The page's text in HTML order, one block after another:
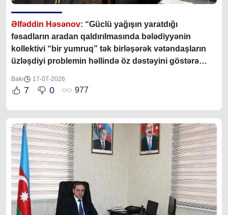
Əlfəddin Həsənov: “Güclü yağışın yaratdığı
fəsadların aradan qaldırılmasında bələdiyyənin
kollektivi “bir yumruq” tək birləşərək vətəndaşların
üzləşdiyi problemin həllində öz dəstəyini göstərə
Bakı 17-07-2026
7 0 977